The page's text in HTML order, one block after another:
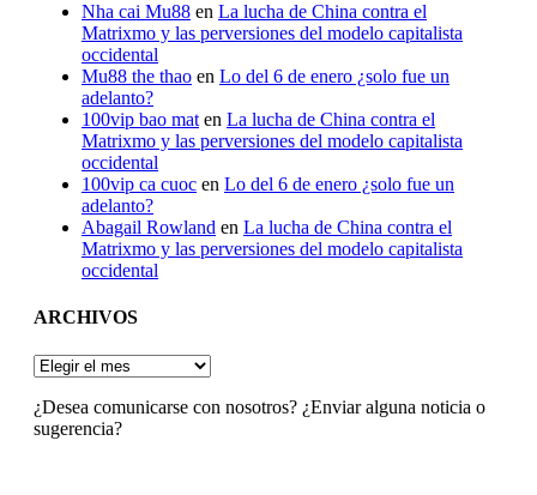
Nha cai Mu88 en La lucha de China contra el
Matrixmo y las perversiones del modelo capitalista
occidental
Mu88 the thao en Lo del 6 de enero ¿solo fue un
adelanto?
100vip bao mat en La lucha de China contra el
Matrixmo y las perversiones del modelo capitalista
occidental
100vip ca cuoc en Lo del 6 de enero ¿solo fue un
adelanto?
Abagail Rowland en La lucha de China contra el
Matrixmo y las perversiones del modelo capitalista
occidental
ARCHIVOS
ARCHIVOS
¿Desea comunicarse con nosotros? ¿Enviar alguna noticia o
sugerencia?